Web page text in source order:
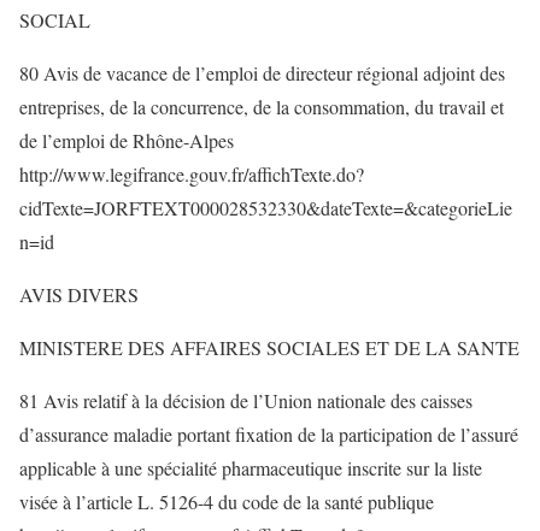
SOCIAL
80 Avis de vacance de l’emploi de directeur régional adjoint des
entreprises, de la concurrence, de la consommation, du travail et
de l’emploi de Rhône-Alpes
http://www.legifrance.gouv.fr/affichTexte.do?
cidTexte=JORFTEXT000028532330&dateTexte=&categorieLie
n=id
AVIS DIVERS
MINISTERE DES AFFAIRES SOCIALES ET DE LA SANTE
81 Avis relatif à la décision de l’Union nationale des caisses
d’assurance maladie portant fixation de la participation de l’assuré
applicable à une spécialité pharmaceutique inscrite sur la liste
visée à l’article L. 5126-4 du code de la santé publique